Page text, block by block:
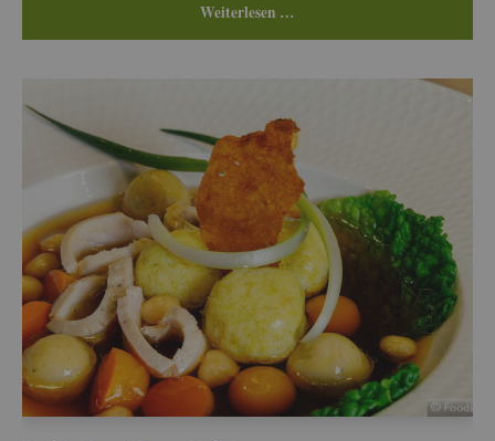
Wei­ter­le­sen …